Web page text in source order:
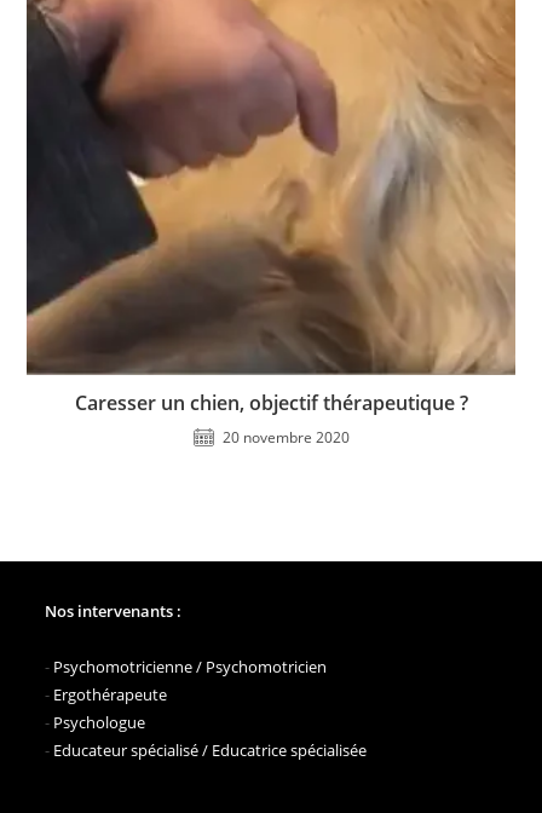
Caresser un chien, objectif thérapeutique ?
20 novembre 2020
Nos intervenants :
- Psychomotricienne / Psychomotricien
- Ergothérapeute
- Psychologue
- Educateur spécialisé / Educatrice spécialisée